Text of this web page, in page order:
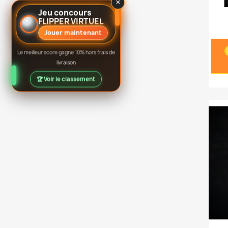
Jeu concours
FLIPPER VIRTUEL
Jouer maintenant
Le meilleur score gagne 10% hors frais de
livraison
🏆 Voir le classement